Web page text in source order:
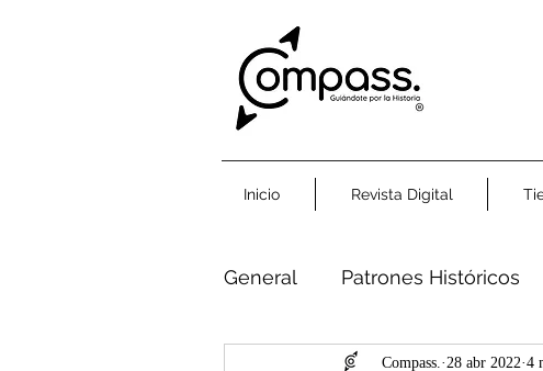
Inicio Revista Digital
General Patrones Históricos
Humanidad Común Libre
Compass. 28 abr 2022 4